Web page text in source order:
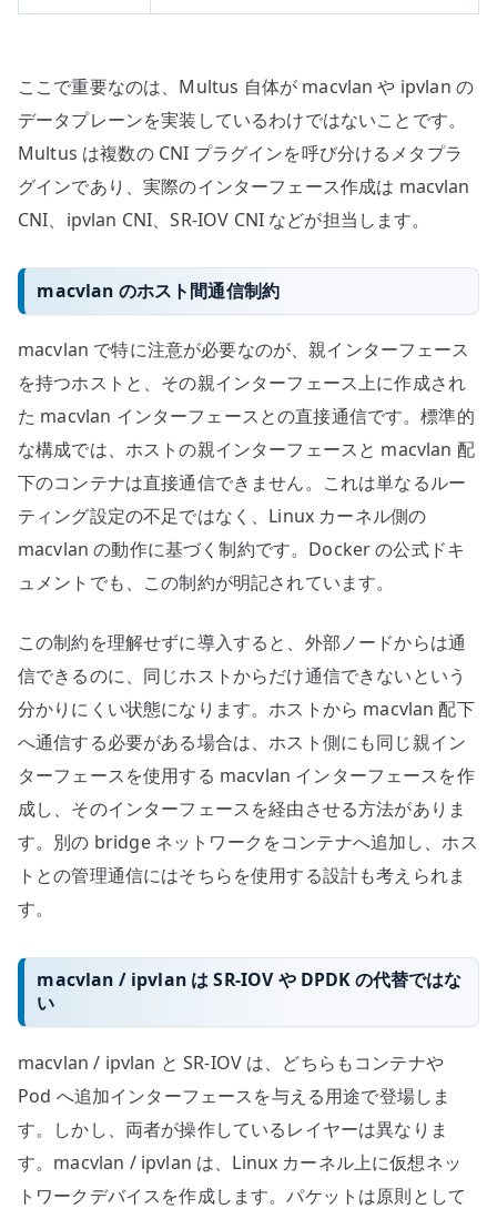
ここで重要なのは、Multus 自体が macvlan や ipvlan の
データプレーンを実装しているわけではないことです。
Multus は複数の CNI プラグインを呼び分けるメタプラ
グインであり、実際のインターフェース作成は macvlan
CNI、ipvlan CNI、SR-IOV CNI などが担当します。
macvlan のホスト間通信制約
macvlan で特に注意が必要なのが、親インターフェース
を持つホストと、その親インターフェース上に作成され
た macvlan インターフェースとの直接通信です。標準的
な構成では、ホストの親インターフェースと macvlan 配
下のコンテナは直接通信できません。これは単なるルー
ティング設定の不足ではなく、Linux カーネル側の
macvlan の動作に基づく制約です。Docker の公式ドキ
ュメントでも、この制約が明記されています。
この制約を理解せずに導入すると、外部ノードからは通
信できるのに、同じホストからだけ通信できないという
分かりにくい状態になります。ホストから macvlan 配下
へ通信する必要がある場合は、ホスト側にも同じ親イン
ターフェースを使用する macvlan インターフェースを作
成し、そのインターフェースを経由させる方法がありま
す。別の bridge ネットワークをコンテナへ追加し、ホス
トとの管理通信にはそちらを使用する設計も考えられま
す。
macvlan / ipvlan は SR-IOV や DPDK の代替ではな
い
macvlan / ipvlan と SR-IOV は、どちらもコンテナや
Pod へ追加インターフェースを与える用途で登場しま
す。しかし、両者が操作しているレイヤーは異なりま
す。macvlan / ipvlan は、Linux カーネル上に仮想ネッ
トワークデバイスを作成します。パケットは原則として